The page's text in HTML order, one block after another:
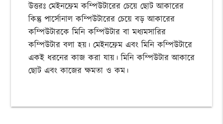
উত্তরঃ মেইনফ্রেম কম্পিউটারের চেয়ে ছোট আকারের
কিন্তু পার্সোনাল কম্পিউটারের চেয়ে বড় আকারের
কম্পিউটারকে মিনি কম্পিউটার বা মধ্যমসারির
কম্পিউটার বলা হয়। মেইনফ্রেম এবং মিনি কম্পিউটারে
একই ধরনের কাজ করা যায়। মিনি কম্পিউটার আকারে
ছোট এবং কাজের ক্ষমতা ও কম।